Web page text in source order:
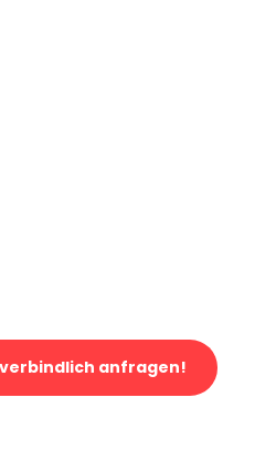
anfragen!